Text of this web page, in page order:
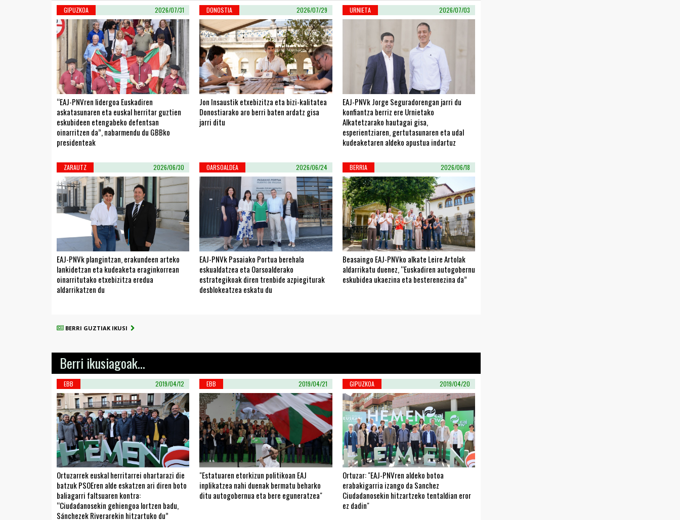
GIPUZKOA 2026/07/31
“EAJ-PNVren lidergoa Euskadiren
askatasunaren eta euskal herritar guztien
eskubideen etengabeko defentsan
oinarritzen da”, nabarmendu du GBBko
presidenteak
DONOSTIA 2026/07/29
Jon Insaustik etxebizitza eta bizi-kalitatea
Donostiarako aro berri baten ardatz gisa
jarri ditu
URNIETA 2026/07/03
EAJ-PNVk Jorge Seguradorengan jarri du
konfiantza berriz ere Urnietako
Alkatetzarako hautagai gisa,
esperientziaren, gertutasunaren eta udal
kudeaketaren aldeko apustua indartuz
ZARAUTZ 2026/06/30
EAJ-PNVk plangintzan, erakundeen arteko
lankidetzan eta kudeaketa eraginkorrean
oinarritutako etxebizitza eredua
aldarrikatzen du
OARSOALDEA 2026/06/24
EAJ-PNVk Pasaiako Portua berehala
eskualdatzea eta Oarsoalderako
estrategikoak diren trenbide azpiegiturak
desblokeatzea eskatu du
BERRIA 2026/06/18
Beasaingo EAJ-PNVko alkate Leire Artolak
aldarrikatu duenez, “Euskadiren autogobernu
eskubidea ukaezina eta besterenezina da”
BERRI GUZTIAK IKUSI
Berri ikusiagoak...
EBB 2019/04/12
Ortuzarrek euskal herritarrei ohartarazi die
batzuk PSOEren alde eskatzen ari diren boto
baliagarri faltsuaren kontra:
“Ciudadanosekin gehiengoa lortzen badu,
Sánchezek Riverarekin hitzartuko du”
EBB 2019/04/21
"Estatuaren etorkizun politikoan EAJ
inplikatzea nahi duenak bermatu beharko
ditu autogobernua eta bere eguneratzea"
GIPUZKOA 2019/04/20
Ortuzar: "EAJ-PNVren aldeko botoa
erabakigarria izango da Sanchez
Ciudadanosekin hitzartzeko tentaldian eror
ez dadin"